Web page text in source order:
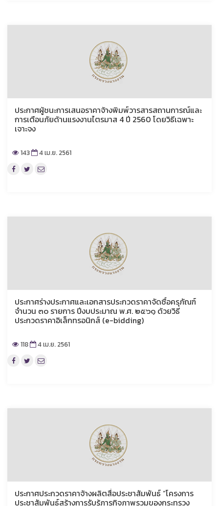
ประกาศผู้ชนะการเสนอราคาจ้างพิมพ์วารสารสถานการณ์และ
การเตือนภัยด้านแรงงานไตรมาส 4 ปี 2560 โดยวิธีเฉพาะ
เจาะจง
143 4 เม.ย. 2561
ประกาศร่างประกาศและเอกสารประกวดราคาจัดซื้อครุภัณฑ์
จำนวน ๓๐ รายการ ปีงบประมาณ พ.ศ. ๒๕๖๑ ด้วยวิธี
ประกวดราคาอิเล็กทรอนิกส์ (e-bidding)
118 4 เม.ย. 2561
ประกาศประกวดราคาจ้างผลิตสื่อประชาสัมพันธ์ “โครงการ
ประชาสัมพันธ์สร้างการรับรู้ภารกิจภาพรวมของกระทรวง